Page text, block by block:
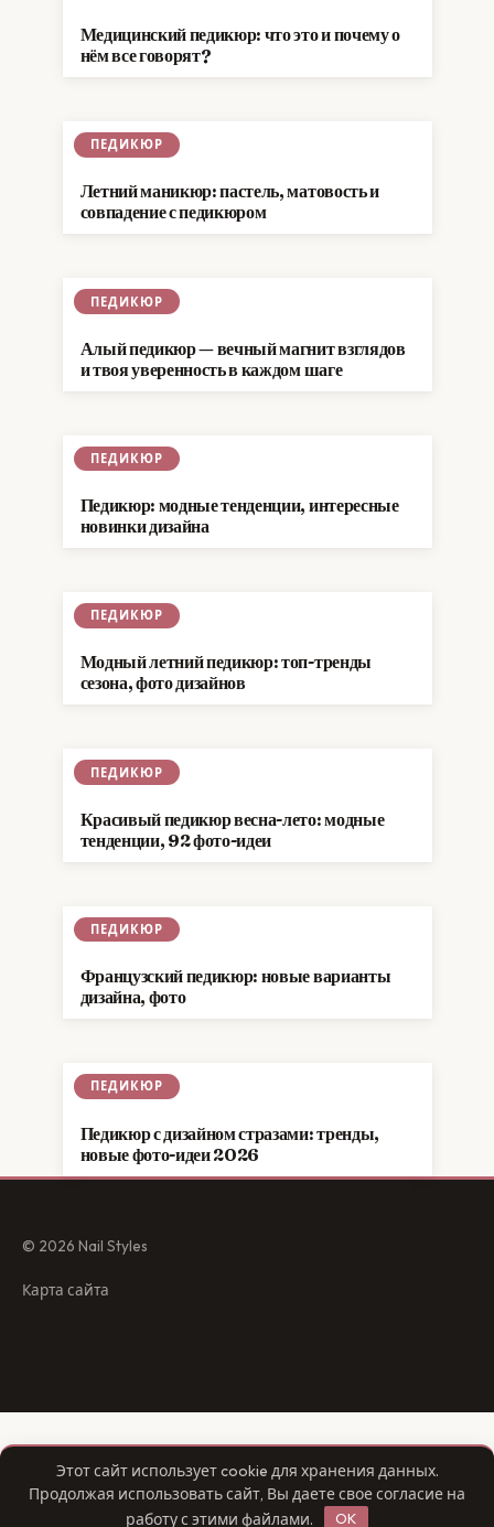
Медицинский педикюр: что это и почему о
нём все говорят?
ПЕДИКЮР
Летний маникюр: пастель, матовость и
совпадение с педикюром
ПЕДИКЮР
Алый педикюр — вечный магнит взглядов
и твоя уверенность в каждом шаге
ПЕДИКЮР
Педикюр: модные тенденции, интересные
новинки дизайна
ПЕДИКЮР
Модный летний педикюр: топ-тренды
сезона, фото дизайнов
ПЕДИКЮР
Красивый педикюр весна-лето: модные
тенденции, 92 фото-идеи
ПЕДИКЮР
Французский педикюр: новые варианты
дизайна, фото
ПЕДИКЮР
Педикюр с дизайном стразами: тренды,
новые фото-идеи 2026
© 2026 Nail Styles
Карта сайта
Этот сайт использует cookie для хранения данных.
Продолжая использовать сайт, Вы даете свое согласие на
работу с этими файлами.
OK